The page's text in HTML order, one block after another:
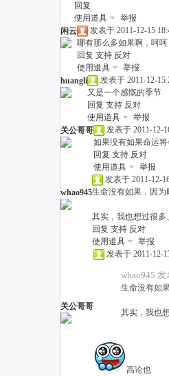
回复
使用道具
举报
闲云
发表于 2011-12-15
哪有那么多如果啊，呵呵
回复 支持 反对
使用道具
举报
huangli
发表于 2011-12-15
又是一个感慨的季节
回复 支持 反对
使用道具
举报
关公哥哥
发表于 2011-12-
如果没有如果命运将
回复 支持 反对
使用道具
举报
whao945
发表于 2011-12-
生命没有如果，因
其实，我也想过很多
回复 支持 反对
使用道具
举报
关公哥哥
发表于 2011-12-
whao945
生命没有如
其实，我也
高论也